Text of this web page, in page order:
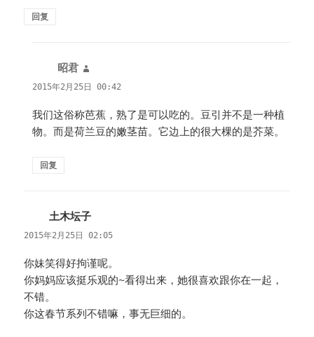
回复
昭君
道：
2015年2月25日 00:42
我们这俗称芭蕉，熟了是可以吃的。豆引并不是一种植
物。而是荷兰豆的嫩茎苗。它边上的很大棵的是芥菜。
回复
土木坛子
道：
2015年2月25日 02:05
你妹笑得好拘谨呢。
你妈妈应该挺乐观的~看得出来，她很喜欢跟你在一起，
不错。
你这春节系列不错嘛，事无巨细的。